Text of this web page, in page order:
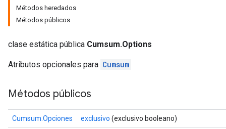
Métodos heredados
Métodos públicos
clase estática pública Cumsum.Options
Atributos opcionales para Cumsum
Métodos públicos
Cumsum.Opciones exclusivo (exclusivo booleano)